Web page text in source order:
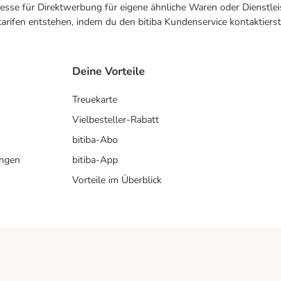
für Direktwerbung für eigene ähnliche Waren oder
entstehen, indem du den bitiba Kundenservice
Deine Vorteile
Treuekarte
Vielbesteller-Rabatt
bitiba-Abo
bitiba-App
Vorteile im Überblick